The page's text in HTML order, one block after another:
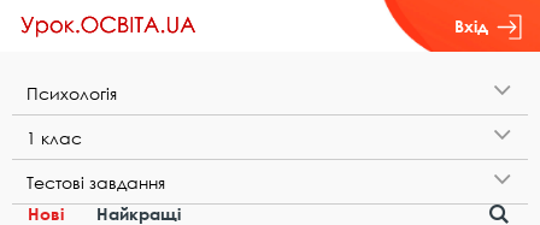
Вхід
П​с​и​х​о​л​о​г​і​я
1​ ​к​л​а​с
Т​е​с​т​о​в​і​ ​з​а​в​д​а​н​н​я
Нові
Найкращі